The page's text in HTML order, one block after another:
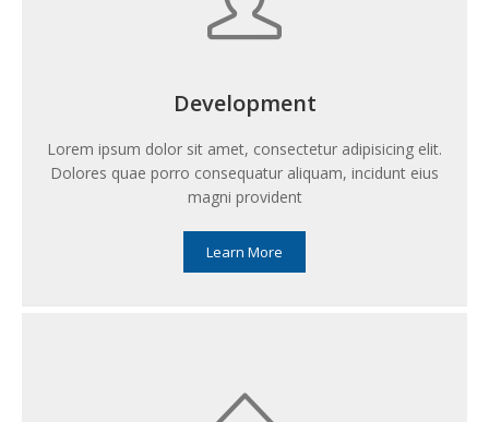
Development
Lorem ipsum dolor sit amet, consectetur adipisicing elit.
Dolores quae porro consequatur aliquam, incidunt eius
magni provident
Learn More